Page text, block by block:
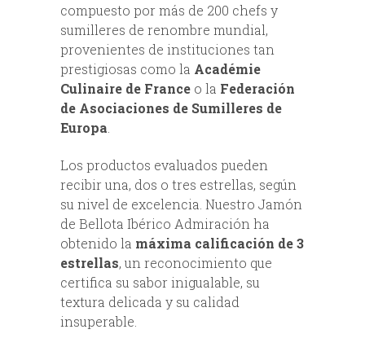
compuesto por más de 200 chefs y
sumilleres de renombre mundial,
provenientes de instituciones tan
prestigiosas como la Académie
Culinaire de France o la Federación
de Asociaciones de Sumilleres de
Europa
Los productos evaluados pueden
recibir una, dos o tres estrellas, según
su nivel de excelencia. Nuestro Jamón
de Bellota Ibérico Admiración ha
obtenido la máxima calificación de 3
estrellas, un reconocimiento que
certifica su sabor inigualable, su
textura delicada y su calidad
insuperable.